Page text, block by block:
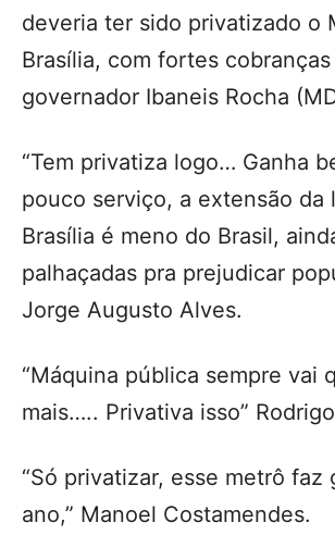
deveria ter sido privatizado o
Brasília, com fortes cobranças
governador Ibaneis Rocha
“Tem privatiza logo… Ganha
pouco serviço, a extensão da
Brasília é meno do Brasil,
palhaçadas pra prejudicar
Jorge Augusto Alves.
“Máquina pública sempre vai
mais….. Privativa isso”
“Só privatizar, esse metrô faz
ano,” Manoel Costamendes.